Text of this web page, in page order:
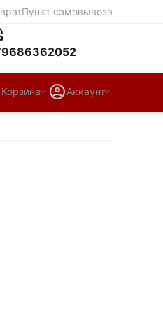
Пункт самовывоза
Корзина Аккаунт